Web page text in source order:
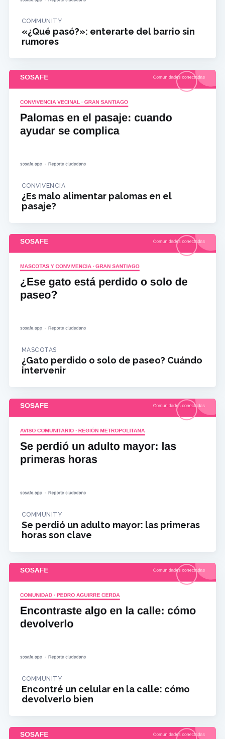
COMMUNITY
«¿Qué pasó?»: enterarte del barrio sin
rumores
CONVIVENCIA
¿Es malo alimentar palomas en el
pasaje?
MASCOTAS
¿Gato perdido o solo de paseo? Cuándo
intervenir
COMMUNITY
Se perdió un adulto mayor: las primeras
horas son clave
COMMUNITY
Encontré un celular en la calle: cómo
devolverlo bien